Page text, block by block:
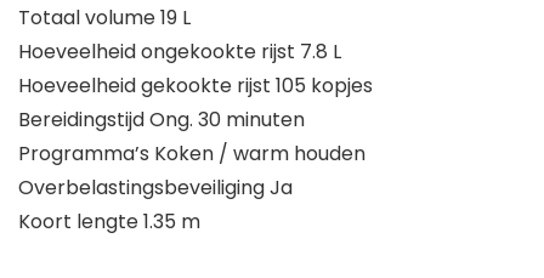
Totaal volume 19 L
Hoeveelheid ongekookte rijst 7.8 L
Hoeveelheid gekookte rijst 105 kopjes
Bereidingstijd Ong. 30 minuten
Programma’s Koken / warm houden
Overbelastingsbeveiliging Ja
Koort lengte 1.35 m